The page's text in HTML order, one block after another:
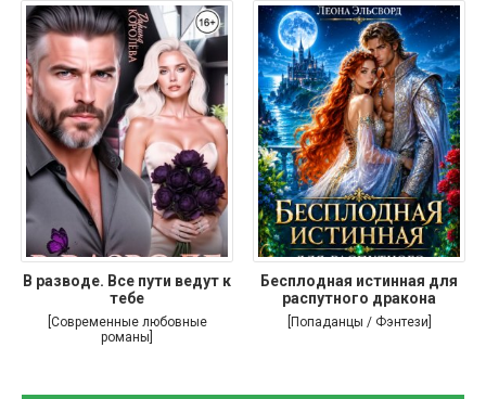
В разводе. Все пути ведут к
тебе
[Современные любовные
романы]
Бесплодная истинная для
распутного дракона
[Попаданцы / Фэнтези]